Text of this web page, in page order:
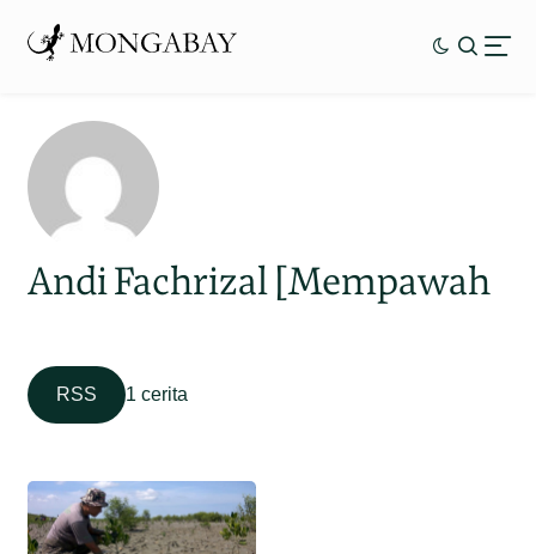
Andi Fachrizal [Mempawah
RSS 1 cerita